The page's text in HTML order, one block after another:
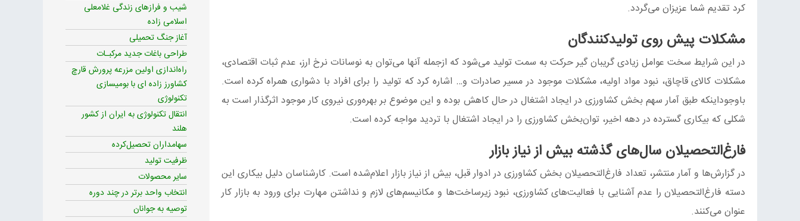
کرد تقدیم شما عزیزان می‌گردد.
مشکلات پیش روی تولیدکنندگان
در این شرایط سخت عوامل زیادی گریبان گیر حرکت به سمت تولید می‌شود که ازجمله آنها می‌توان به نوسانات نرخ ارز، عدم ثبات اقتصادی،
مشکلات کالای قاچاق، نبود مواد اولیه، مشکلات موجود در مسیر صادرات و… اشاره کرد که تولید را برای افراد با دشواری همراه کرده است.
باوجوداینکه طبق آمار سهم بخش کشاورزی در ایجاد اشتغال در حال کاهش بوده و این موضوع بر بهره‌وری نیروی کار موجود اثرگذار است به
شکلی که بیکاری گسترده در دهه اخیر، توان‌بخش کشاورزی را در ایجاد اشتغال با تردید مواجه کرده است.
فارغ‌التحصیلان سال‌های گذشته بیش از نیاز بازار
در گزارش‌ها و آمار منتشر، تعداد فارغ‌التحصیلان بخش کشاورزی در ادوار قبل، بیش از نیاز بازار اعلام‌شده است. کارشناسان دلیل بیکاری این
دسته فارغ‌التحصیلان را عدم آشنایی با فعالیت‌های کشاورزی، نبود زیرساخت‌ها و مکانیسم‌های لازم و نداشتن مهارت برای ورود به بازار کار
عنوان می‌کنند.
شیب و فرازهای زندگی غلامعلی
اسلامی زاده
آغاز جنگ تحمیلی
طراحی باغات جدید مرکبـات
راه‌اندازی اولین مزرعه پرورش قارچ
کشاورز زاده ای با بومی‎سازی
تکنولوژی
انتقال تکنولوژی به ایران از کشور
هلند
سهامداران تحصیل‌کرده
ظرفیت تولید
سایر محصولات
انتخاب واحد برتر در چند دوره
توصیه به جوانان